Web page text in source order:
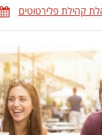
קהילת פלירטוטים